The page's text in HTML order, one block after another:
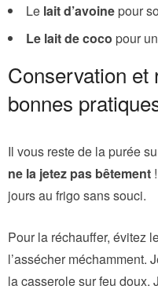
Le lait d’avoine pour
Le lait de coco pour
Conservation et
bonnes
Il vous reste de la purée
ne la jetez pas bêtement
jours au frigo sans souci.
Pour la réchauffer, évitez
l’assécher méchamment.
la casserole sur feu doux.